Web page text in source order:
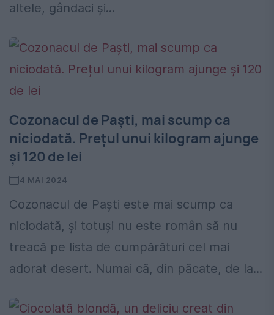
altele, gândaci și...
Cozonacul de Paști, mai scump ca
niciodată. Prețul unui kilogram ajunge
și 120 de lei
4 MAI 2024
Cozonacul de Paști este mai scump ca
niciodată, și totuși nu este român să nu
treacă pe lista de cumpărături cel mai
adorat desert. Numai că, din păcate, de la...